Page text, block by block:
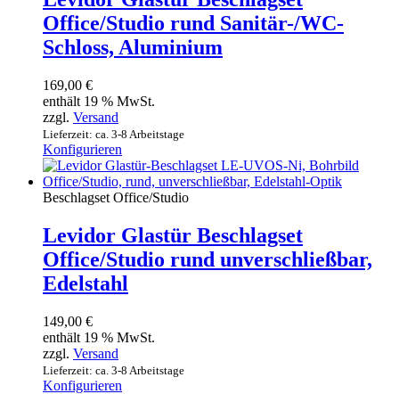
Office/Studio rund Sanitär-/WC-
Schloss, Aluminium
169,00 €
enthält 19 % MwSt.
zzgl. Versand
Lieferzeit: ca. 3-8 Arbeitstage
Konfigurieren
Beschlagset Office/Studio
Levidor Glastür Beschlagset
Office/Studio rund unverschließbar,
Edelstahl
149,00 €
enthält 19 % MwSt.
zzgl. Versand
Lieferzeit: ca. 3-8 Arbeitstage
Konfigurieren